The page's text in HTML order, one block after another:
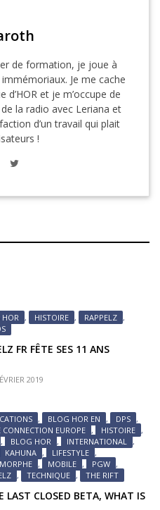
de formation, je joue à
Je me cache
et je m’occupe de
la radio avec Leriana et
d’un travail qui plait
!
HOR , HISTOIRE , RAPPELZ ,
FR FÊTE SES 11 ANS
2019
, BLOG HOR EN , DPS ,
CONNECTION EUROPE , HISTOIRE ,
, BLOG HOR , INTERNATIONAL ,
KAHUNA , LIFESTYLE ,
, MOBILE , PGW ,
, TECHNIQUE , THE RIFT
LAST CLOSED BETA, WHAT IS